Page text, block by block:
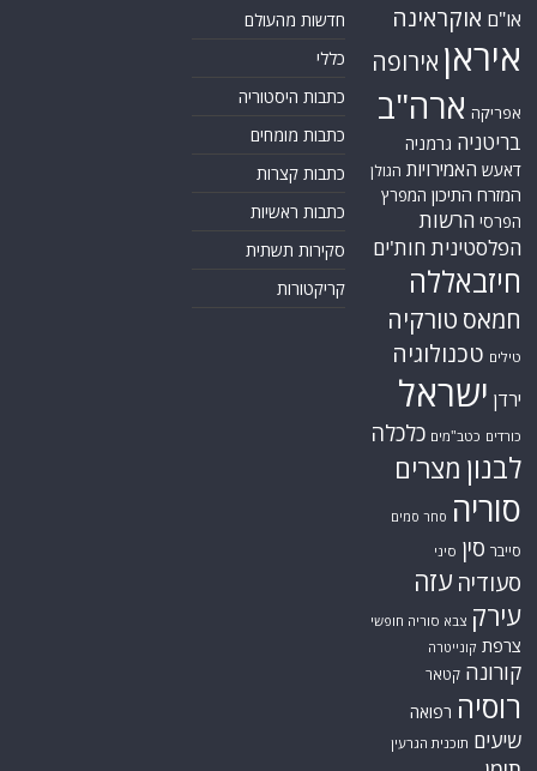
או"ם אוקראינה
איראן אירופה
אפריקה ארה"ב
בריטניה גרמניה
דאעש האמירויות הגולן
המזרח התיכון המפרץ
הפרסי הרשות
הפלסטינית חות'ים
חיזבאללה
חמאס טורקיה
טילים טכנולוגיה
ירדן ישראל
כורדים כטב"מים כלכלה
לבנון מצרים
סוריה סחר סמים
סייבר סין סיני
סעודיה עזה
עירק צבא סוריה חופשי
צרפת קונייטרה
קורונה קטאר
רוסיה רפואה
שיעים תוכנית הגרעין
חדשות מהעולם
כללי
כתבות היסטוריה
כתבות מומחים
כתבות קצרות
כתבות ראשיות
סקירות תשתית
קריקטורות